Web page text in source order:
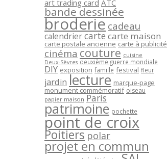
art trading card ATC
bande dessinée
broderie cadeau
calendriercartecarte maison
carte postale ancienne carte à publicité
cinéma couture cuisine
Deux-Sèvres deuxième guerre mondiale
DIY exposition famille festival fleur
jardin lecture marque-page
monument commémoratif oiseau
papier maison Paris
patrimoine pochette
point de croix
Poitiers polar
projet en commun